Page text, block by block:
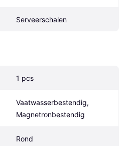
Serveerschalen
1 pcs
Vaatwasserbestendig,
Magnetronbestendig
Rond